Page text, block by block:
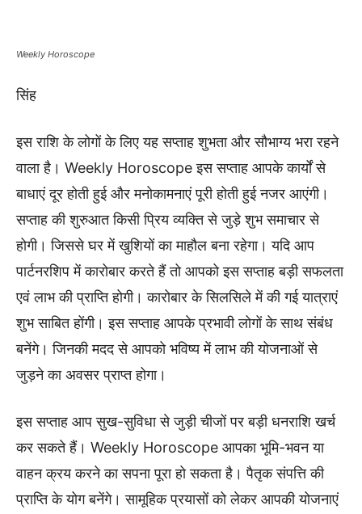
Weekly Horoscope
सिंह
इस राशि के लोगों के लिए यह सप्ताह शुभता और सौभाग्य भरा रहने
वाला है। Weekly Horoscope इस सप्ताह आपके कार्यों से
बाधाएं दूर होती हुई और मनोकामनाएं पूरी होती हुई नजर आएंगी।
सप्ताह की शुरुआत किसी प्रिय व्यक्ति से जुड़े शुभ समाचार से
होगी। जिससे घर में खुशियों का माहौल बना रहेगा। यदि आप
पार्टनरशिप में कारोबार करते हैं तो आपको इस सप्ताह बड़ी सफलता
एवं लाभ की प्राप्ति होगी। कारोबार के सिलसिले में की गई यात्राएं
शुभ साबित होंगी। इस सप्ताह आपके प्रभावी लोगों के साथ संबंध
बनेंगे। जिनकी मदद से आपको भविष्य में लाभ की योजनाओं से
जुड़ने का अवसर प्राप्त होगा।
इस सप्ताह आप सुख-सुविधा से जुड़ी चीजों पर बड़ी धनराशि खर्च
कर सकते हैं। Weekly Horoscope आपका भूमि-भवन या
वाहन क्रय करने का सपना पूरा हो सकता है। पैतृक संपत्ति की
प्राप्ति के योग बनेंगे। सामूहिक प्रयासों को लेकर आपकी योजनाएं